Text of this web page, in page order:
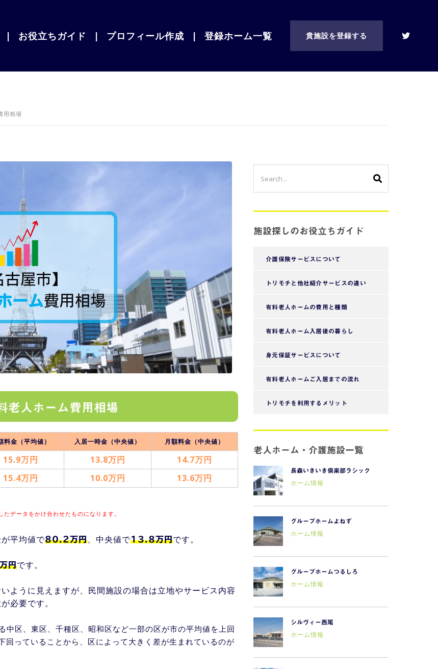
| お役立ちガイド | プロフィール作成 | 登録ホーム一覧 貴施設を登録する
用相場
老人ホーム費用相場
料金（平均値） 入居一時金（中央値） 月額料金（中央値）
15.9万円 13.8万円 14.7万円
15.4万円 10.0万円 13.6万円
たデータをかけ合わせたものになります。
平均値で80.2万円、中央値で13.8万円です。
円です。
ように見えますが、民間施設の場合は立地やサービス内容
必要です。
中区、東区、千種区、昭和区など一部の区が市の平均値を上回
っていることから、区によって大きく差が生まれているのが
施設探しのお役立ちガイド
介護保険サービスについて
トリモチと他社紹介サービスの違い
有料老人ホームの費用と種類
有料老人ホーム入居後の暮らし
身元保証サービスについて
有料老人ホームご入居までの流れ
トリモチを利用するメリット
老人ホーム・介護施設一覧
長森いきいき倶楽部ラシック
ホーム情報
グループホームよねず
ホーム情報
グループホームつるしろ
ホーム情報
シルヴィー西尾
ホーム情報